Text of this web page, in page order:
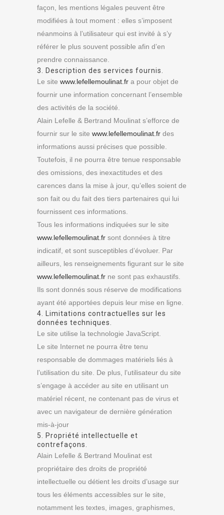
façon, les mentions légales peuvent être
modifiées à tout moment : elles s’imposent
néanmoins à l’utilisateur qui est invité à s’y
référer le plus souvent possible afin d’en
prendre connaissance.
3. Description des services fournis.
Le site www.lefellemoulinat.fr a pour objet de
fournir une information concernant l’ensemble
des activités de la société.
Alain Lefelle & Bertrand Moulinat s’efforce de
fournir sur le site www.lefellemoulinat.fr des
informations aussi précises que possible.
Toutefois, il ne pourra être tenue responsable
des omissions, des inexactitudes et des
carences dans la mise à jour, qu’elles soient de
son fait ou du fait des tiers partenaires qui lui
fournissent ces informations.
Tous les informations indiquées sur le site
www.lefellemoulinat.fr sont données à titre
indicatif, et sont susceptibles d’évoluer. Par
ailleurs, les renseignements figurant sur le site
www.lefellemoulinat.fr ne sont pas exhaustifs.
Ils sont donnés sous réserve de modifications
ayant été apportées depuis leur mise en ligne.
4. Limitations contractuelles sur les
données techniques.
Le site utilise la technologie JavaScript.
Le site Internet ne pourra être tenu
responsable de dommages matériels liés à
l’utilisation du site. De plus, l’utilisateur du site
s’engage à accéder au site en utilisant un
matériel récent, ne contenant pas de virus et
avec un navigateur de dernière génération
mis-à-jour
5. Propriété intellectuelle et
contrefaçons.
Alain Lefelle & Bertrand Moulinat est
propriétaire des droits de propriété
intellectuelle ou détient les droits d’usage sur
tous les éléments accessibles sur le site,
notamment les textes, images, graphismes,